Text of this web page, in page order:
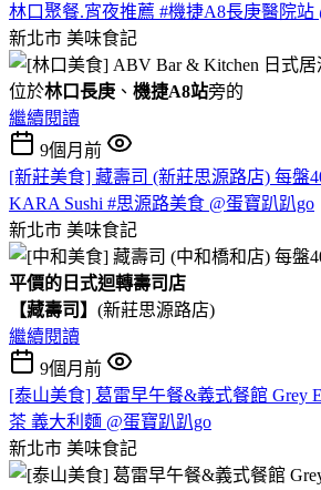
林口聚餐.宵夜推薦 #機捷A8長庚醫院站
新北市 美味食記
位於林口長庚 、 機捷A8站旁的
繼續閱讀
9個月前
[新莊美食] 藏壽司 (新莊思源路店) 每盤
KARA Sushi #思源路美食 @蛋寶趴趴go
新北市 美味食記
平價的日式迴轉壽司店
【藏壽司】 (新莊思源路店)
繼續閱讀
9個月前
[泰山美食] 葛雷早午餐&義式餐館 Grey
茶 義大利麵 @蛋寶趴趴go
新北市 美味食記